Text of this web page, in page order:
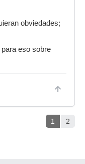
obviedades;
eso sobre
1 2